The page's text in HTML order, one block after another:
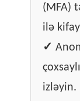
(MFA)
ilə
✓
izləyin.